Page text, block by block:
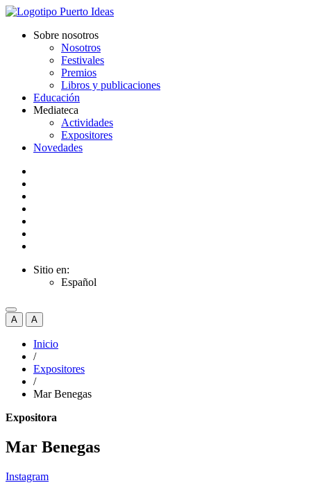
Sobre nosotros
Nosotros
Festivales
Premios
Libros y publicaciones
Educación
Mediateca
Actividades
Expositores
Novedades
Sitio en:
Español
A A
Inicio
/
Expositores
/
Mar Benegas
Expositora
Mar Benegas
Instagram